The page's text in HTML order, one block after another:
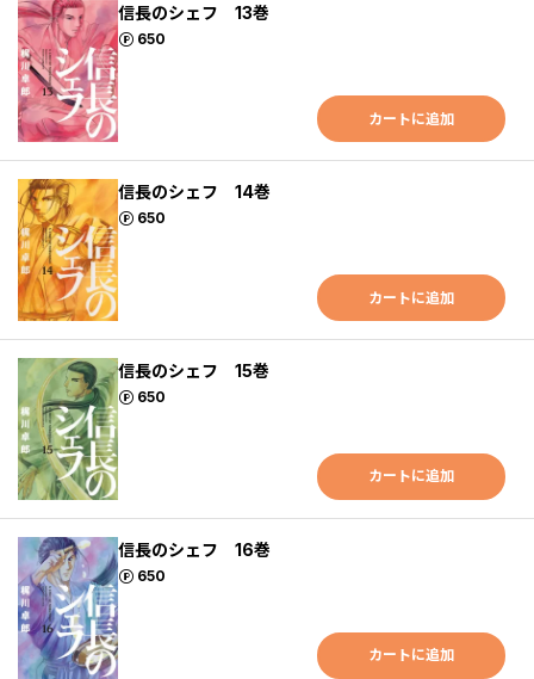
信長のシェフ 13巻
650
ポイント
カートに追加
信長のシェフ 14巻
650
ポイント
カートに追加
信長のシェフ 15巻
650
ポイント
カートに追加
信長のシェフ 16巻
650
ポイント
カートに追加